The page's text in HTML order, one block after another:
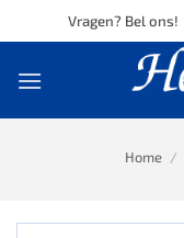
to
Vragen? Bel ons!
Home /